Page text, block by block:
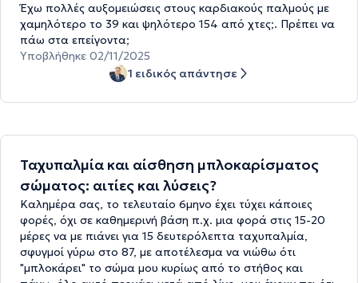
Έχω πολλές αυξομειώσεις στους καρδιακούς παλμούς με
χαμηλότερο το 39 και ψηλότερο 154 από χτες;. Πρέπει να
πάω στα επείγοντα;
Υποβλήθηκε 02/11/2025
1 ειδικός απάντησε
Ταχυπαλμία και αίσθηση μπλοκαρίσματος
σώματος: αιτίες και λύσεις?
Καλημέρα σας, το τελευταίο 6μηνο έχει τύχει κάποιες
φορές, όχι σε καθημερινή βάση π.χ. μια φορά στις 15-20
μέρες να με πιάνει για 15 δευτερόλεπτα ταχυπαλμία,
σφυγμοί γύρω στο 87, με αποτέλεσμα να νιώθω ότι
"μπλοκάρει" το σώμα μου κυρίως από το στήθος και